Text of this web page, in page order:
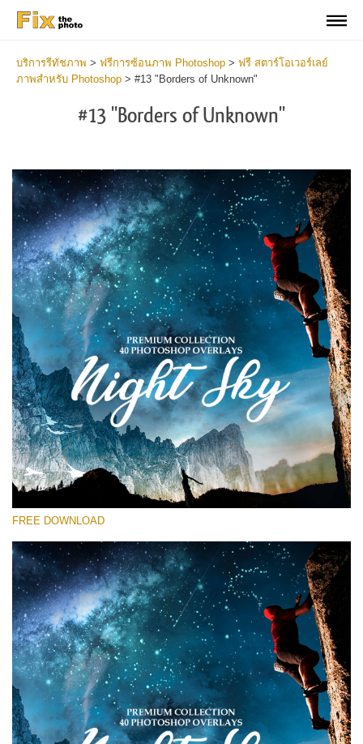
บริการรีทัชภาพ > ฟรีการซ้อนภาพ Photoshop > ฟรี สตาร์โอเวอร์เลย์
ภาพสำหรับ Photoshop > #13 "Borders of Unknown"
#13 "Borders of Unknown"
โปรดเลือก
Free Star Overlay #13
Small 800*533px
Night Sky
(40 Overlays)
Sky Boundless
(347 Overlays)
Large 6000*4000px
Entire Collection
(1783 Overlays)
Large 6000*4000px
FREE DOWNLOAD